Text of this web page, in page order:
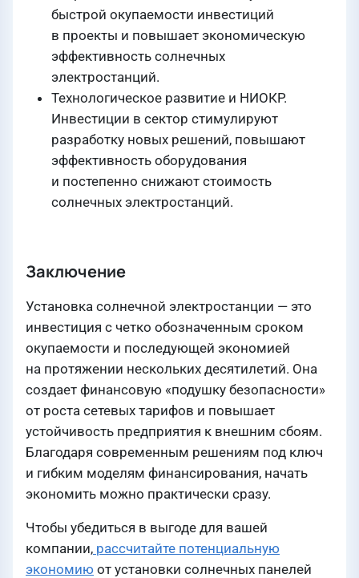
быстрой окупаемости инвестиций
в проекты и повышает экономическую
эффективность солнечных
электростанций.
Технологическое развитие и НИОКР.
Инвестиции в сектор стимулируют
разработку новых решений, повышают
эффективность оборудования
и постепенно снижают стоимость
солнечных электростанций.
Заключение
Установка солнечной электростанции — это
инвестиция с четко обозначенным сроком
окупаемости и последующей экономией
на протяжении нескольких десятилетий. Она
создает финансовую «подушку безопасности»
от роста сетевых тарифов и повышает
устойчивость предприятия к внешним сбоям.
Благодаря современным решениям под ключ
и гибким моделям финансирования, начать
экономить можно практически сразу.
Чтобы убедиться в выгоде для вашей
компании, рассчитайте потенциальную
экономию от установки солнечных панелей